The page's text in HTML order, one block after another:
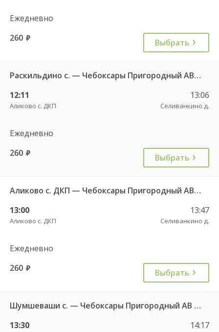
Ежедневно
260 руб. Выбрать
Раскильдино с. — Чебоксары Пригородный АВ ч/з Орбаши д. 728
12:11
Аликово с. ДКП
13:06
Селиванкино д.
Ежедневно
260 руб. Выбрать
Аликово с. ДКП — Чебоксары Пригородный АВ 520
13:00
Аликово с. ДКП
13:47
Селиванкино д.
Ежедневно
260 руб. Выбрать
Шумшеваши с. — Чебоксары Пригородный АВ 734
13:30
14:17